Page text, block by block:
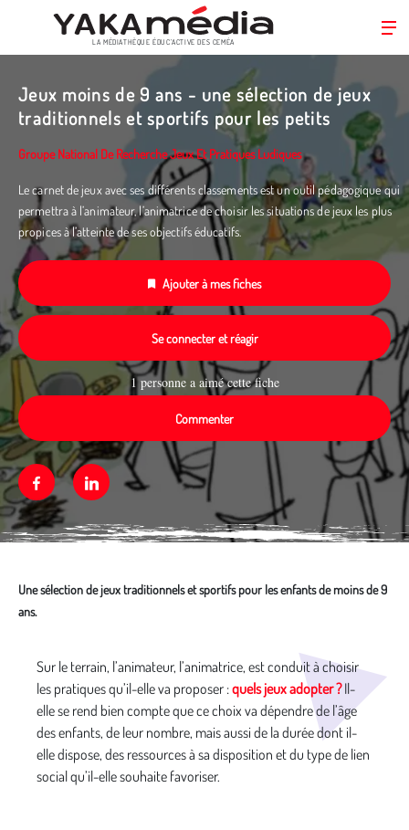
contenu
LA MÉDIATHÈQUE ÉDUC’ACTIVE DES CEMÉA
Jeux moins de 9 ans - une sélection de jeux
traditionnels et sportifs pour les petits
Groupe National De Recherche Jeux Et Pratiques Ludiques
Le carnet de jeux avec ses différents classements est un outil pédagogique qui
permettra à l’animateur, l’animatrice de choisir les situations de jeux les plus
propices à l’atteinte de ses objectifs éducatifs.
Ajouter à mes fiches
Se connecter et réagir
1 personne a aimé cette fiche
Commenter
FacebookLinkedin
Une sélection de jeux traditionnels et sportifs pour les enfants de moins de 9
ans.
Sur le terrain, l’animateur, l’animatrice, est conduit à choisir
les pratiques qu’il-elle va proposer :quels jeux adopter ?Il-
elle se rend bien compte que ce choix va dépendre de l’âge
des enfants, de leur nombre, mais aussi de la durée dont il-
elle dispose, des ressources à sa disposition et du type de lien
social qu’il-elle souhaite favoriser.